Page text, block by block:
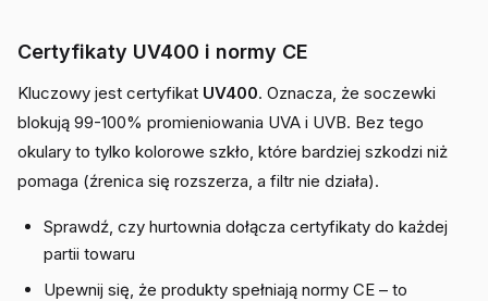
Certyfikaty UV400 i normy CE
Kluczowy jest certyfikat UV400. Oznacza, że soczewki
blokują 99-100% promieniowania UVA i UVB. Bez tego
okulary to tylko kolorowe szkło, które bardziej szkodzi niż
pomaga (źrenica się rozszerza, a filtr nie działa).
Sprawdź, czy hurtownia dołącza certyfikaty do każdej
partii towaru
Upewnij się, że produkty spełniają normy CE – to